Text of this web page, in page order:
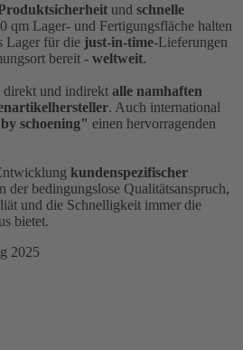
und schnelle
qm Lager- und Fertigungsfläche halten
Lager für die just-in-time-Lieferungen
bereit - weltweit.
direkt und indirekt alle namhaften
. Auch international
schoening" einen hervorragenden
kundenspezifischer
der bedingungslose Qualitätsanspruch,
und die Schnelligkeit immer die
bietet.
2025